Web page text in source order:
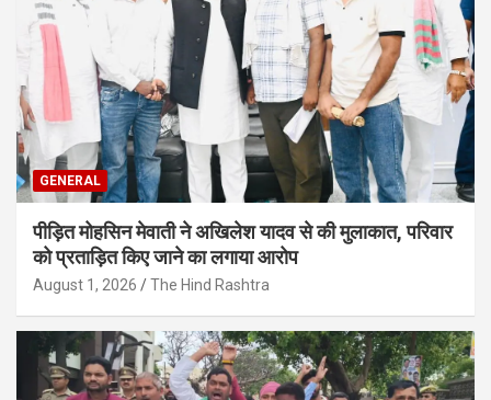
GENERAL
पीड़ित मोहसिन मेवाती ने अखिलेश यादव से की मुलाकात, परिवार
को प्रताड़ित किए जाने का लगाया आरोप
August 1, 2026 The Hind Rashtra